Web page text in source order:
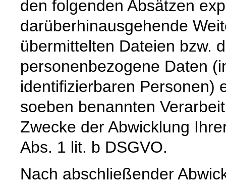
den folgenden Absätzen
darüberhinausgehende
übermittelten Dateien bzw.
personenbezogene Daten
identifizierbaren Personen)
soeben benannten
Zwecke der Abwicklung
Abs. 1 lit. b DSGVO.
Nach abschließender